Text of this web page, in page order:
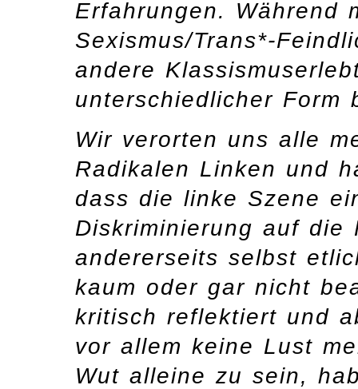
Erfahrungen. Während
Sexismus/Trans*-
andere
unterschiedlicher Form
Wir verorten uns alle
Radikalen Linken und
dass die linke Szene
Diskriminierung auf die
andererseits selbst
kaum oder gar nicht
kritisch reflektiert und
vor allem keine Lust
Wut alleine zu sein,